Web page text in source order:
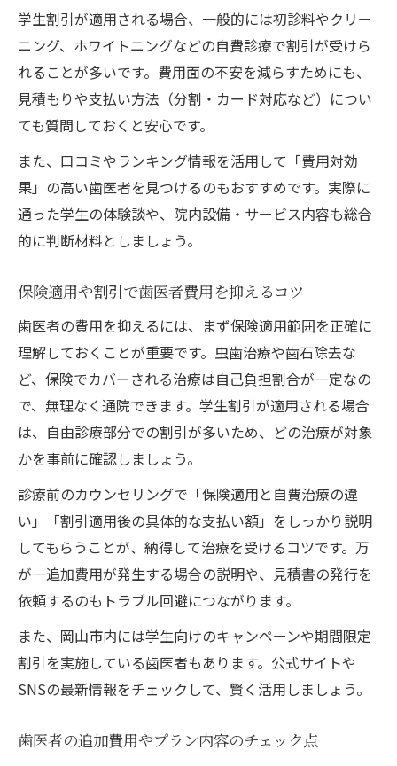
学生割引が適用される場合、一般的には初診料やクリー
ニング、ホワイトニングなどの自費診療で割引が受けら
れることが多いです。費用面の不安を減らすためにも、
見積もりや支払い方法（分割・カード対応など）につい
ても質問しておくと安心です。
また、口コミやランキング情報を活用して「費用対効
果」の高い歯医者を見つけるのもおすすめです。実際に
通った学生の体験談や、院内設備・サービス内容も総合
的に判断材料としましょう。
保険適用や割引で歯医者費用を抑えるコツ
歯医者の費用を抑えるには、まず保険適用範囲を正確に
理解しておくことが重要です。虫歯治療や歯石除去な
ど、保険でカバーされる治療は自己負担割合が一定なの
で、無理なく通院できます。学生割引が適用される場合
は、自由診療部分での割引が多いため、どの治療が対象
かを事前に確認しましょう。
診療前のカウンセリングで「保険適用と自費治療の違
い」「割引適用後の具体的な支払い額」をしっかり説明
してもらうことが、納得して治療を受けるコツです。万
が一追加費用が発生する場合の説明や、見積書の発行を
依頼するのもトラブル回避につながります。
また、岡山市内には学生向けのキャンペーンや期間限定
割引を実施している歯医者もあります。公式サイトや
SNSの最新情報をチェックして、賢く活用しましょう。
歯医者の追加費用やプラン内容のチェック点